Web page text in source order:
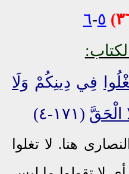
٥-٦
فِي دِينِكُمْ وَلَا
الْحَقَّ (١٧١-٤)
هنا. لا تغلوا